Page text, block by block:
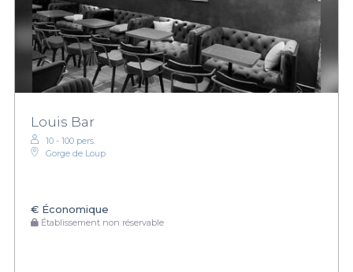
Louis Bar
10 - 100 pers.
Gorge de Loup
€ Économique
Établissement non réservable